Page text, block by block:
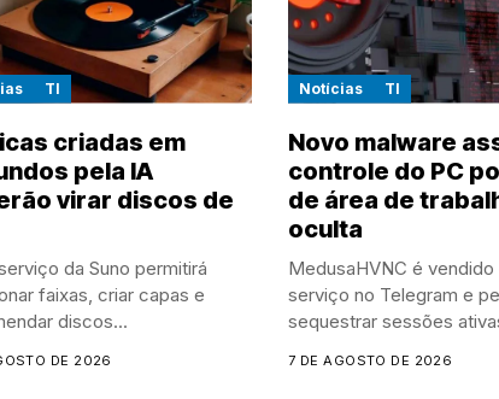
TI
criadas em
pela IA
virar discos de
da Suno permitirá
faixas, criar capas e
discos...
DE 2026
Notícias TI
Novo malware
controle do PC
de área de
oculta
MedusaHVNC é
serviço no Telegram e
sequestrar sessões
7 DE AGOSTO DE 2026